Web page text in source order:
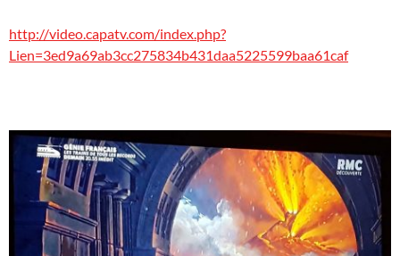
http://video.capatv.com/index.php?
Lien=3ed9a69ab3cc275834b431daa5225599baa61caf